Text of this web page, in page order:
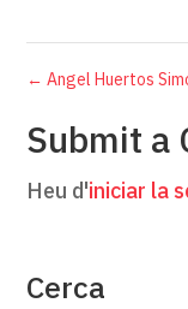
← Angel Huertos
Submit a
Heu d'iniciar la
Cerca